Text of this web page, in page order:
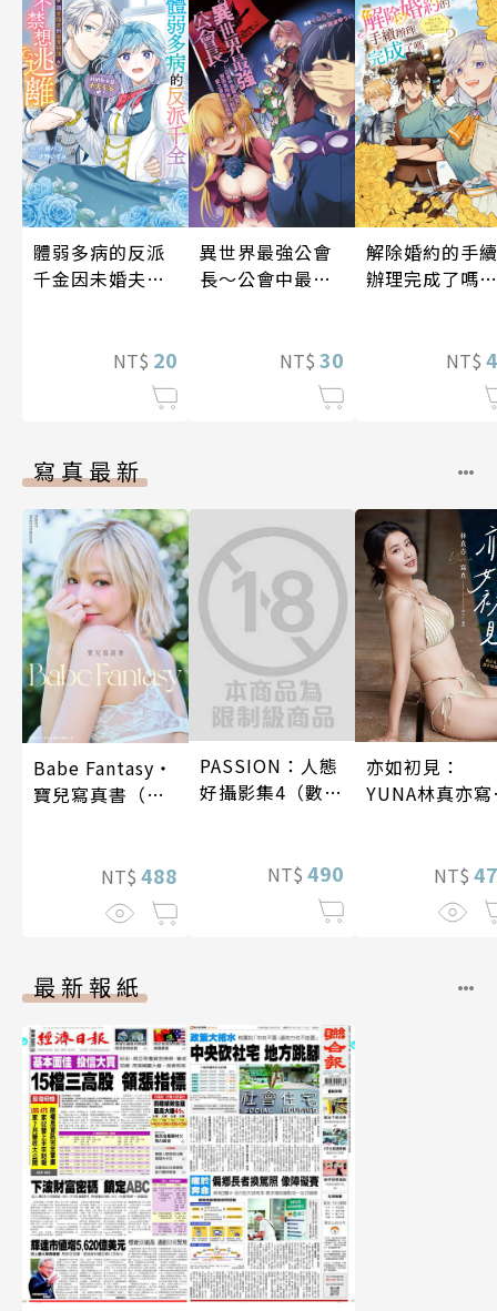
體弱多病的反派
千金因未婚夫的
是水火不容NT$ 20
異世界最強公會
長～公會中最弱
而無法辭職～ 第
NT$ 30
解除婚約的手續
辦理完成了嗎？
策劃改革公會
NT$
寫真最新
Babe Fantasy‧
寶兒寫真書（加
NT$ 488
PASSION：人態
好攝影集4（數位
NT$ 490
亦如初見：
YUNA林真亦寫
NT$
最新報紙